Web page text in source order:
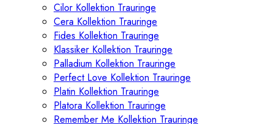
Cilor Kollektion Trauringe
Cera Kollektion Trauringe
Fides Kollektion Trauringe
Klassiker Kollektion Trauringe
Palladium Kollektion Trauringe
Perfect Love Kollektion Trauringe
Platin Kollektion Trauringe
Platora Kollektion Trauringe
Remember Me Kollektion Trauringe